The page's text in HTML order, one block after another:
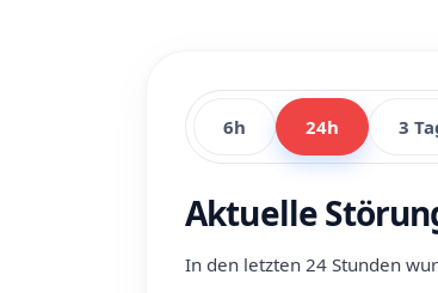
6h 24h 3
Aktuelle
In den letzten 24 Stunden